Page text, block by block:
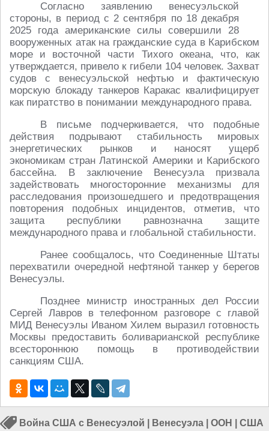
Согласно заявлению венесуэльской
стороны, в период с 2 сентября по 18 декабря
2025 года американские силы совершили 28
вооруженных атак на гражданские суда в Карибском
море и восточной части Тихого океана, что, как
утверждается, привело к гибели 104 человек. Захват
судов с венесуэльской нефтью и фактическую
морскую блокаду танкеров Каракас квалифицирует
как пиратство в понимании международного права.
В письме подчеркивается, что подобные
действия подрывают стабильность мировых
энергетических рынков и наносят ущерб
экономикам стран Латинской Америки и Карибского
бассейна. В заключение Венесуэла призвала
задействовать многосторонние механизмы для
расследования произошедшего и предотвращения
повторения подобных инцидентов, отметив, что
защита республики равнозначна защите
международного права и глобальной стабильности.
Ранее сообщалось, что Соединенные Штаты
перехватили очередной нефтяной танкер у берегов
Венесуэлы.
Позднее министр иностранных дел России
Сергей Лавров в телефонном разговоре с главой
МИД Венесуэлы Иваном Хилем выразил готовность
Москвы предоставить боливарианской республике
всестороннюю помощь в противодействии
санкциям США.
Война США с Венесуэлой Венесуэла ООН США